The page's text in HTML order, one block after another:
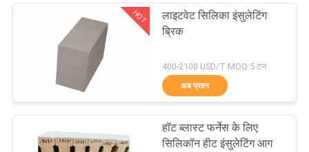
गुणवत्ता
संपर्क
करें
सिलिका दुर्दम्य ईंटें
HOT
लाइटवेट सिलिका इंसुलेटिंग
ब्रिक
400-2100 USD/T MOQ:5 टन
अब प्रश्न
हॉट ब्लास्ट फर्नेस के लिए
सिलिकॉन हीट इंसुलेटिंग आग